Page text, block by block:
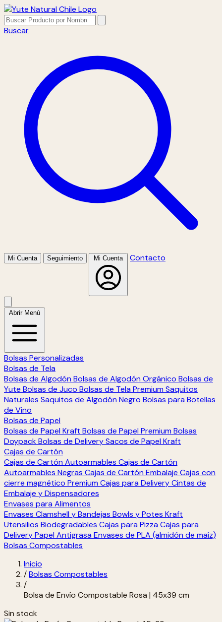
Buscar
Mi Cuenta Seguimiento Mi Cuenta Contacto
Abrir Menú
Bolsas Personalizadas
Bolsas de Tela
Bolsas de Algodón Bolsas de Algodón Orgánico Bolsas de
Yute Bolsas de Juco Bolsas de Tela Premium Saquitos
Naturales Saquitos de Algodón Negro Bolsas para Botellas
de Vino
Bolsas de Papel
Bolsas de Papel Kraft Bolsas de Papel Premium Bolsas
DoypackBolsas de DeliverySacos de Papel Kraft
Cajas de Cartón
Cajas de Cartón Autoarmables Cajas de Cartón
Autoarmables Negras Cajas de Cartón Embalaje Cajas con
cierre magnético Premium Cajas para DeliveryCintas de
Embalaje y Dispensadores
Envases para Alimentos
Envases Clamshell y Bandejas Bowls y Potes Kraft
Utensilios Biodegradables Cajas para Pizza Cajas para
DeliveryPapel Antigrasa Envases de PLA (almidón de maíz)
Bolsas Compostables
Inicio
/Bolsas Compostables
/
Bolsa de Envío Compostable Rosa | 45x39 cm
Sin stock